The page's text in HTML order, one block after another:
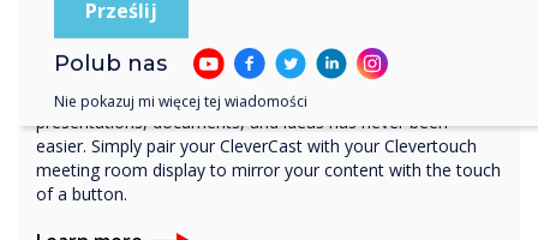
Webex & CleverCast
A hassle-free sharing experience every time! Sharing your
presentations, documents, and ideas has never been
easier. Simply pair your CleverCast with your Clevertouch
meeting room display to mirror your content with the touch
of a button.
Polub nas
Nie pokazuj mi więcej tej wiadomości